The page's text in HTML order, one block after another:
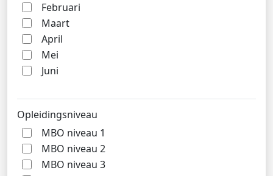
Februari
Maart
April
Mei
Juni
Opleidingsniveau
MBO niveau 1
MBO niveau 2
MBO niveau 3